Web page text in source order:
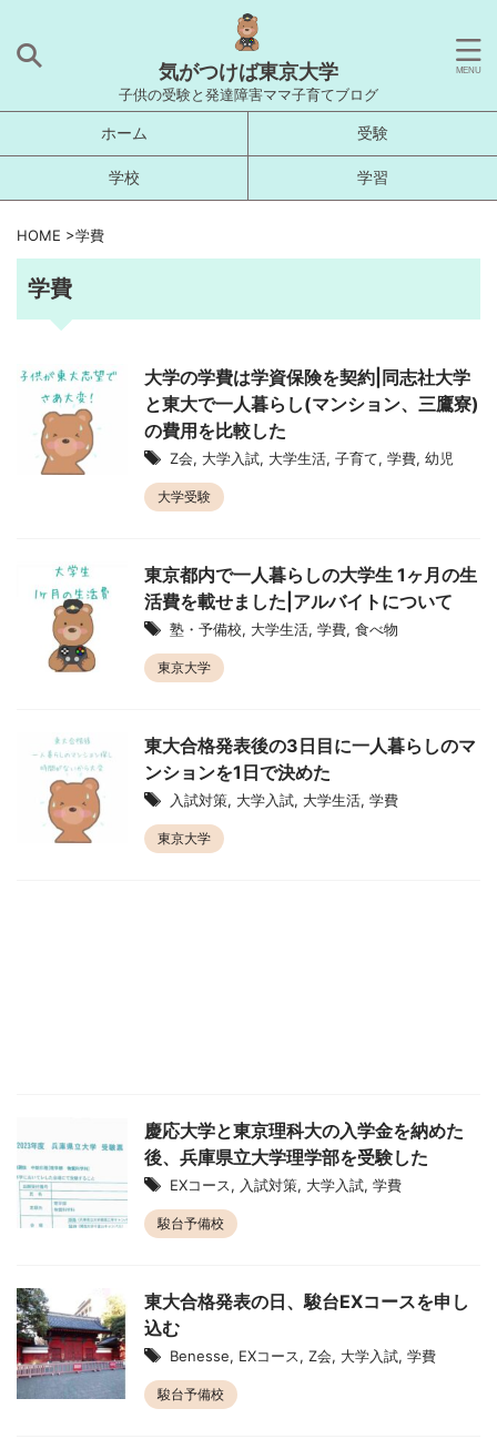
気がつけば東京大学
子供の受験と発達障害ママ子育てブログ
ホーム 受験
学校 学習
HOME >学費
学費
大学の学費は学資保険を契約|同志社大学
と東大で一人暮らし(マンション、三鷹寮)
の費用を比較した
Z会, 大学入試, 大学生活, 子育て, 学費, 幼児
大学受験
東京都内で一人暮らしの大学生 1ヶ月の生
活費を載せました|アルバイトについて
塾・予備校, 大学生活, 学費, 食べ物
東京大学
東大合格発表後の3日目に一人暮らしのマ
ンションを1日で決めた
入試対策, 大学入試, 大学生活, 学費
東京大学
慶応大学と東京理科大の入学金を納めた
後、兵庫県立大学理学部を受験した
EXコース, 入試対策, 大学入試, 学費
駿台予備校
東大合格発表の日、駿台EXコースを申し
込む
Benesse, EXコース, Z会, 大学入試, 学費
駿台予備校